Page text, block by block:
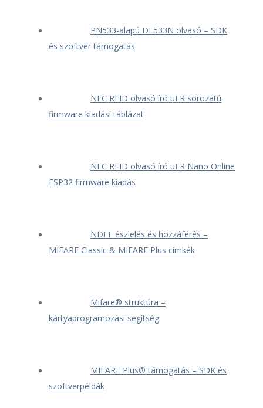
PN533-alapú DL533N olvasó – SDK
és szoftver támogatás
NFC RFID olvasó író uFR sorozatú
firmware kiadási táblázat
NFC RFID olvasó író uFR Nano Online
ESP32 firmware kiadás
NDEF észlelés és hozzáférés –
MIFARE Classic & MIFARE Plus címkék
Mifare® struktúra –
kártyaprogramozási segítség
MIFARE Plus® támogatás – SDK és
szoftverpéldák